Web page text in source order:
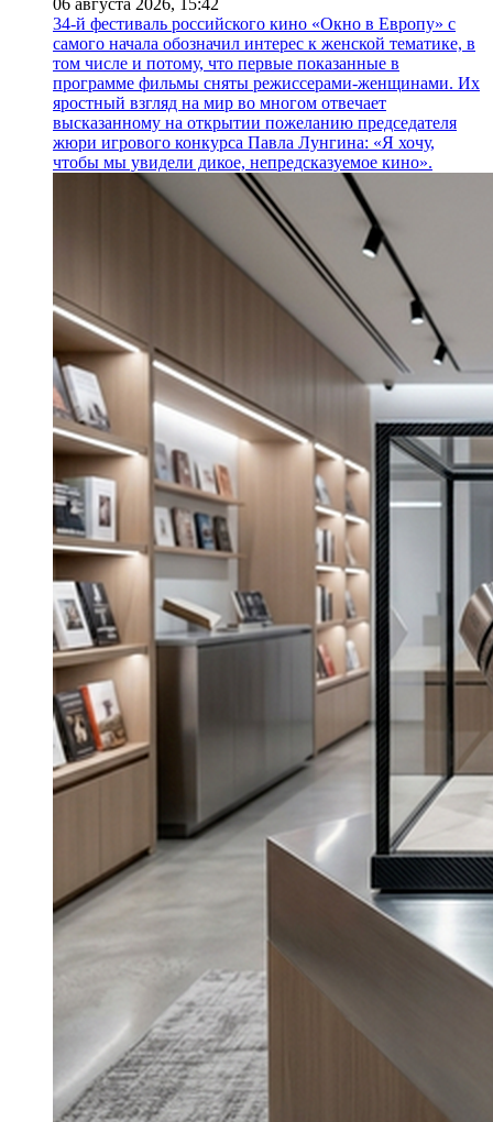
06 августа 2026, 15:42
34-й фестиваль российского кино «Окно в Европу» с
самого начала обозначил интерес к женской тематике, в
том числе и потому, что первые показанные в
программе фильмы сняты режиссерами-женщинами. Их
яростный взгляд на мир во многом отвечает
высказанному на открытии пожеланию председателя
жюри игрового конкурса Павла Лунгина: «Я хочу,
чтобы мы увидели дикое, непредсказуемое кино».